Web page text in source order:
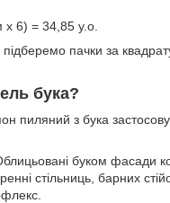
х 6) = 34,85 у.о.
пачки за
бука?
пиляний з бука
буком фасади
стільниць, барних